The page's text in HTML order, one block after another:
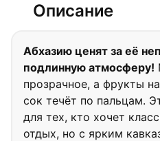
Описание
Абхазию ценят за её
подлинную атмосферу!
прозрачное, а фрукты
сок течёт по пальцам.
для тех, кто хочет
отдых, но с ярким